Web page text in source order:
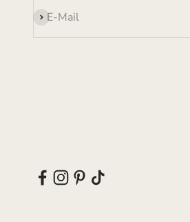
E-Mail
Abonnieren